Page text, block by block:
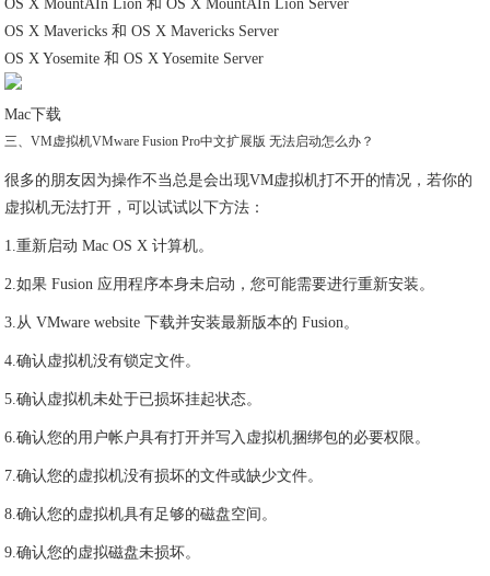
OS X MountAIn Lion 和 OS X MountAIn Lion Server
OS X Mavericks 和 OS X Mavericks Server
OS X Yosemite 和 OS X Yosemite Server
Mac下载
三、VM虚拟机VMware Fusion Pro中文扩展版 无法启动怎么办？
很多的朋友因为操作不当总是会出现VM虚拟机打不开的情况，若你的
虚拟机无法打开，可以试试以下方法：
1.重新启动 Mac OS X 计算机。
2.如果 Fusion 应用程序本身未启动，您可能需要进行重新安装。
3.从 VMware website 下载并安装最新版本的 Fusion。
4.确认虚拟机没有锁定文件。
5.确认虚拟机未处于已损坏挂起状态。
6.确认您的用户帐户具有打开并写入虚拟机捆绑包的必要权限。
7.确认您的虚拟机没有损坏的文件或缺少文件。
8.确认您的虚拟机具有足够的磁盘空间。
9.确认您的虚拟磁盘未损坏。